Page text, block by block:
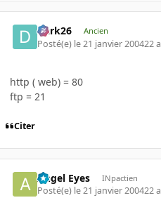
Dark26 Ancien
Posté(e) le 21 janvier 200422 a
http ( web) = 80
ftp = 21
Citer
Angel Eyes INpactien
Posté(e) le 21 janvier 200422 a